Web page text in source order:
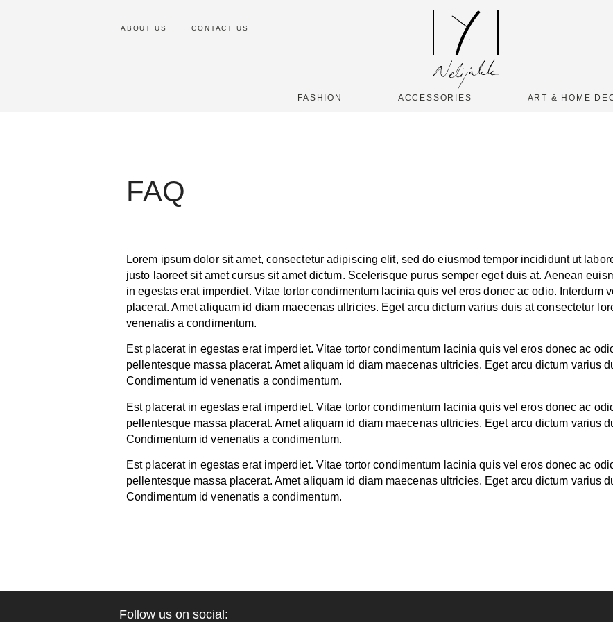
ABOUT US CONTACT US
FASHION ACCESSORIES ART & HOME
FAQ
Lorem ipsum dolor sit amet, consectetur adipiscing elit, sed do eiusmod tempor incididunt ut
justo laoreet sit amet cursus sit amet dictum. Scelerisque purus semper eget duis at. Aenean
in egestas erat imperdiet. Vitae tortor condimentum lacinia quis vel eros donec ac odio. Interdum
placerat. Amet aliquam id diam maecenas ultricies. Eget arcu dictum varius duis at consectetur
venenatis a condimentum.
Est placerat in egestas erat imperdiet. Vitae tortor condimentum lacinia quis vel eros donec ac
pellentesque massa placerat. Amet aliquam id diam maecenas ultricies. Eget arcu dictum varius
Condimentum id venenatis a condimentum.
Est placerat in egestas erat imperdiet. Vitae tortor condimentum lacinia quis vel eros donec ac
pellentesque massa placerat. Amet aliquam id diam maecenas ultricies. Eget arcu dictum varius
Condimentum id venenatis a condimentum.
Est placerat in egestas erat imperdiet. Vitae tortor condimentum lacinia quis vel eros donec ac
pellentesque massa placerat. Amet aliquam id diam maecenas ultricies. Eget arcu dictum varius
Condimentum id venenatis a condimentum.
Follow us on social: